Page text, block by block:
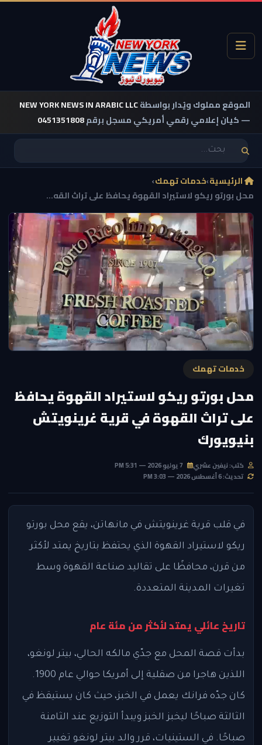
الموقع مملوك ويُدار بواسطةNEW YORK NEWS IN ARABIC LLC
— كيان إعلامي رقمي أمريكي مسجل برقم0451351808
الرئيسية›خدمات تهمك›
محل بورتو ريكو لاستيراد القهوة يحافظ على تراث القه...
خدمات تهمك
محل بورتو ريكو لاستيراد القهوة يحافظ
على تراث القهوة في قرية غرينويتش
بنيويورك
كتب: نيفين عشري
تحديث: 6 أغسطس 2026 — 3:03 PM
في قلب قرية غرينويتش في مانهاتن، يقع محل بورتو
ريكو لاستيراد القهوة الذي يحتفظ بتاريخ يمتد لأكثر
من قرن، محافظًا على تقاليد صناعة القهوة وسط
تغيرات المدينة المتعددة.
تاريخ عائلي يمتد لأكثر من مئة عام
بدأت قصة المحل مع جدّي مالكه الحالي، بيتر لونغو،
اللذين هاجرا من صقلية إلى أمريكا حوالي عام 1900.
كان جدّه فرانك يعمل في الخبز، حيث كان يستيقظ في
الثالثة صباحًا ليخبز الخبز ويبدأ التوزيع عند الثامنة
صباحًا. في الستينيات، قرر والد بيتر لونغو تغيير